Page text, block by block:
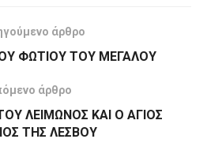
άρθρο
ΦΩΤΙΟΥ ΤΟΥ ΜΕΓΑΛΟΥ
άρθρο
ΛΕΙΜΩΝΟΣ ΚΑΙ Ο ΑΓΙΟΣ
ΤΗΣ ΛΕΣΒΟΥ